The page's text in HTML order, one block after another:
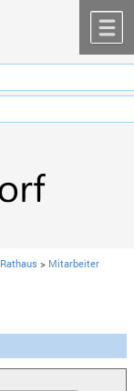
Rathaus > Mitarbeiter